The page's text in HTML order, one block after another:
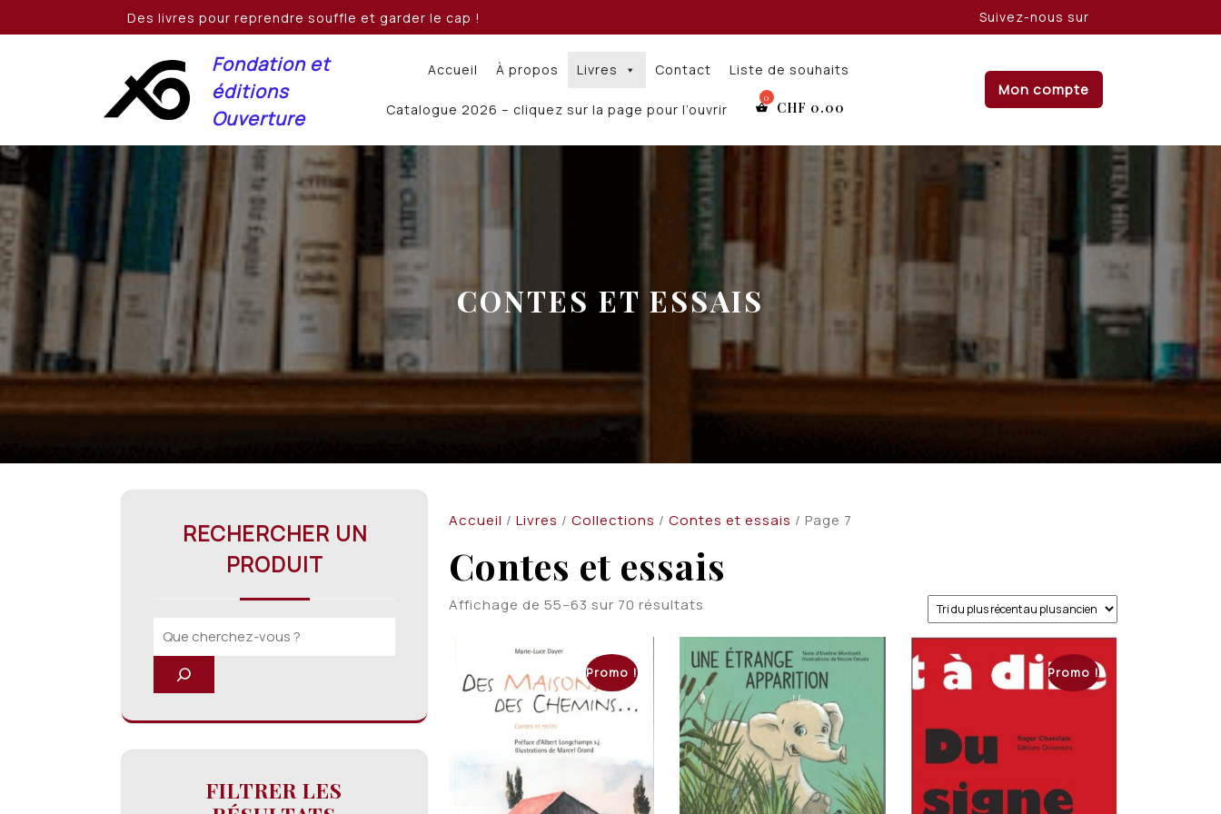
Des livres pour reprendre souffle et garder le cap ! Suivez-nous sur
Fondation et
éditions
Ouverture
Accueil À propos Livres Contact Liste de souhaits
Catalogue 2026 – cliquez sur la page pour l’ouvrir CHF 0.00
Mon compte
CONTES ET ESSAIS
Accueil / Livres / Collections / Contes et essais / Page 7
Contes et essais
Affichage de 55–63 sur 70 résultats
plus
récent
au
plus
ancien
Promo ! Promo !
RECHERCHER UN
PRODUIT
FILTRER LES